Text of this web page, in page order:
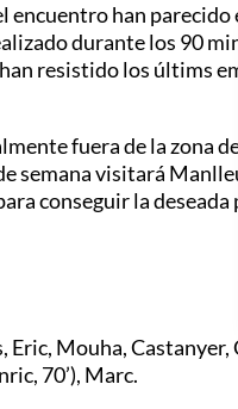
encuentro han
durante los 90
resistido los últims
fuera de la zona
semana visitará
conseguir la
Eric, Mouha, Castanyer,
70’), Marc.